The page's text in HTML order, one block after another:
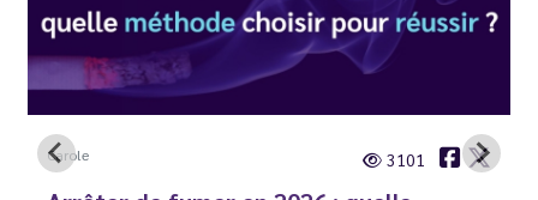
Carole 3101